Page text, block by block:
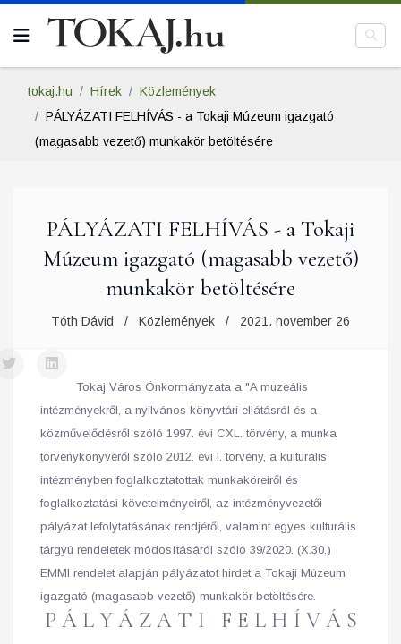
tokaj.hu Hírek
Közlemények
PÁLYÁZATI FELHÍVÁS - a Tokaji Múzeum igazgató
(magasabb vezető) munkakör betöltésére
PÁLYÁZATI FELHÍVÁS - a Tokaji
Múzeum igazgató (magasabb vezető)
munkakör betöltésére
Tóth Dávid Közlemények 2021. november 26
Tokaj Város Önkormányzata a "A muzeális
intézményekről, a nyilvános könyvtári ellátásról és a
közművelődésről szóló 1997. évi CXL. törvény, a munka
törvénykönyvéről szóló 2012. évi I. törvény, a kulturális
intézményben foglalkoztatottak munkaköreiről és
foglalkoztatási követelményeiről, az intézményvezetői
pályázat lefolytatásának rendjéről, valamint egyes kulturális
tárgyú rendeletek módosításáról szóló 39/2020. (X.30.)
EMMI rendelet alapján pályázatot hirdet a Tokaji Múzeum
igazgató (magasabb vezető) munkakör betöltésére.
P Á L Y Á Z A T I F E L H Í V Á S